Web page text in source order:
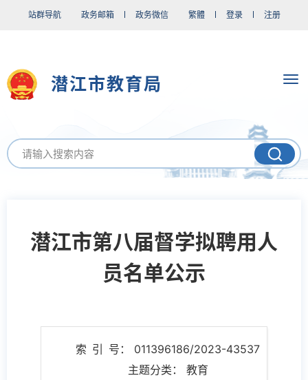
站群导航 政务邮箱 政务微信 繁體 登录 注册
潜江市教育局
潜江市第八届督学拟聘用人
员名单公示
索 引 号： 011396186/2023-43537
主题分类： 教育